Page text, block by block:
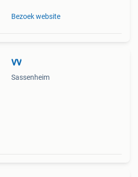
Bezoek website
VV
Sassenheim